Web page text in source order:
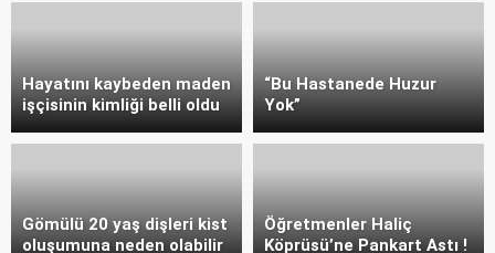
Hayatını kaybeden maden
işçisinin kimliği belli oldu
“Bu Hastanede Huzur
Yok”
Gömülü 20 yaş dişleri kist
oluşumuna neden olabilir
Öğretmenler Haliç
Köprüsü’ne Pankart Astı !